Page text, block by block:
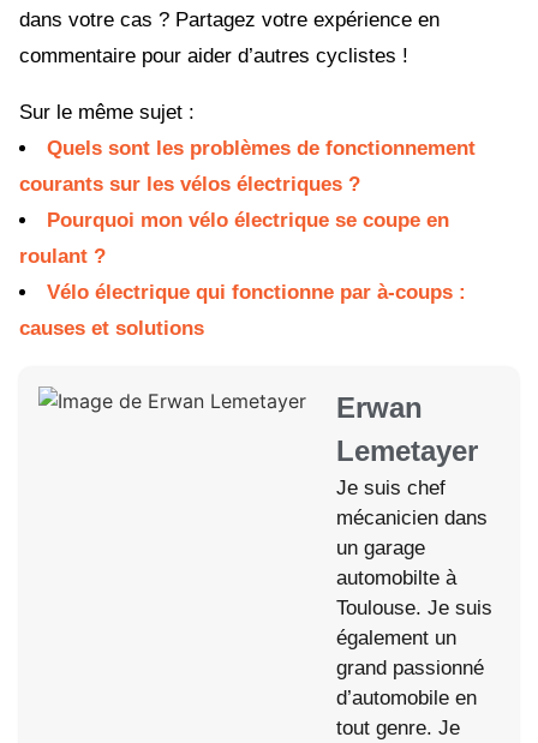
dans votre cas ? Partagez votre expérience en
commentaire pour aider d’autres cyclistes !
Sur le même sujet :
Quels sont les problèmes de fonctionnement
courants sur les vélos électriques ?
Pourquoi mon vélo électrique se coupe en
roulant ?
Vélo électrique qui fonctionne par à-coups :
causes et solutions
Erwan
Lemetayer
Je suis chef
mécanicien dans
un garage
automobilte à
Toulouse. Je suis
également un
grand passionné
d’automobile en
tout genre. Je